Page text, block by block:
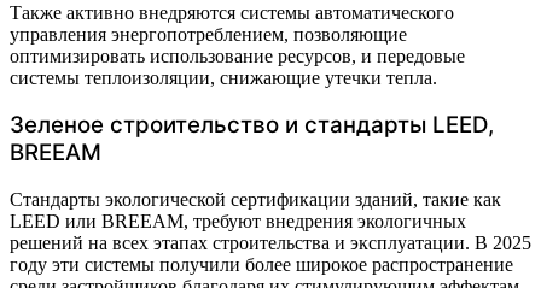
Также активно внедряются системы автоматического
управления энергопотреблением, позволяющие
оптимизировать использование ресурсов, и передовые
системы теплоизоляции, снижающие утечки тепла.
Зеленое строительство и стандарты LEED,
BREEAM
Стандарты экологической сертификации зданий, такие как
LEED или BREEAM, требуют внедрения экологичных
решений на всех этапах строительства и эксплуатации. В 2025
году эти системы получили более широкое распространение